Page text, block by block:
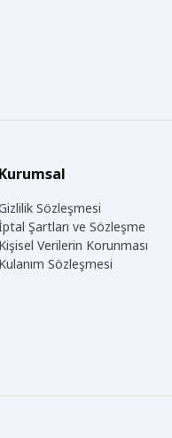
Kurumsal
Sözleşmesi
Şartları ve Sözleşme
Kişisel Verilerin Korunması
Kulanım Sözleşmesi